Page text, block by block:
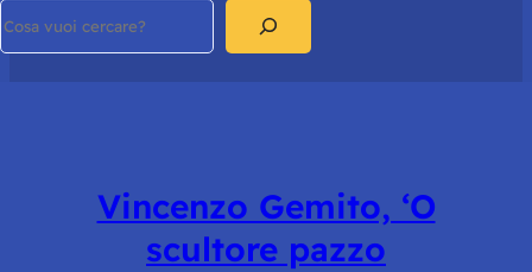
Vincenzo Gemito, ‘O
scultore pazzo